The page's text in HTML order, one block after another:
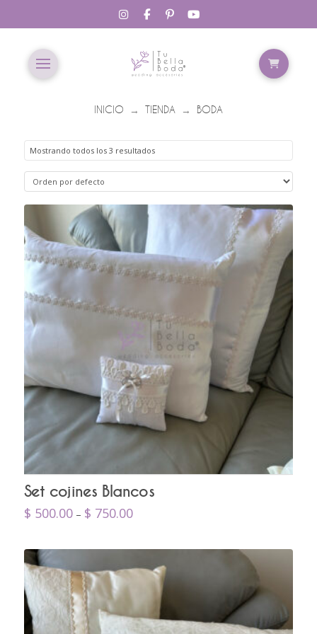
INICIO → TIENDA → BODA
Mostrando todos los 3 resultados
Set cojines Blancos
$ 500.00– $ 750.00
tiene
múltiples
variantes.
Las
opciones